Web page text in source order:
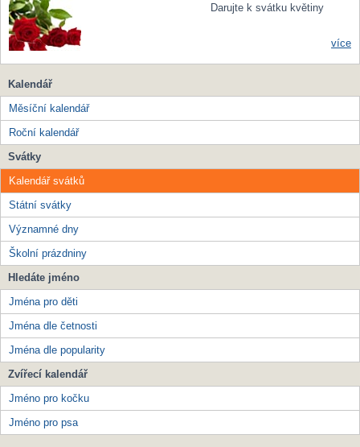
Darujte k svátku květiny
více
Kalendář
Měsíční kalendář
Roční kalendář
Svátky
Kalendář svátků
Státní svátky
Významné dny
Školní prázdniny
Hledáte jméno
Jména pro děti
Jména dle četnosti
Jména dle popularity
Zvířecí kalendář
Jméno pro kočku
Jméno pro psa